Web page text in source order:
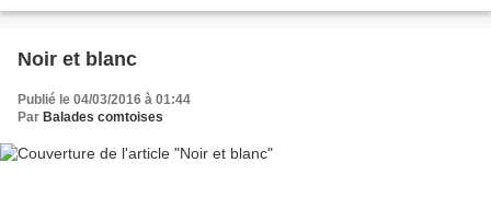
Noir et blanc
Publié le 04/03/2016 à 01:44
Par Balades comtoises